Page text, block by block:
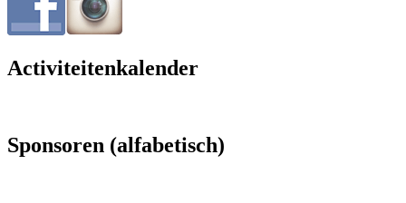
Activiteitenkalender
Sponsoren (alfabetisch)